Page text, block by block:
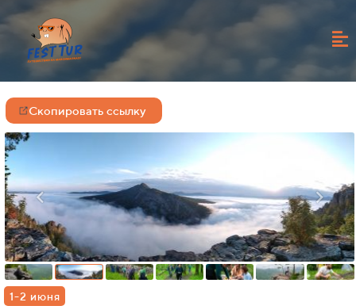
Скопировать ссылку
1-2 июня